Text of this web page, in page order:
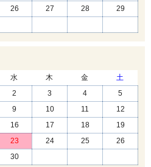
26 27 28
29
水 木 金
土
2 3 4
5
9 10 11
12
16 17 18
19
23 24 25
26
30